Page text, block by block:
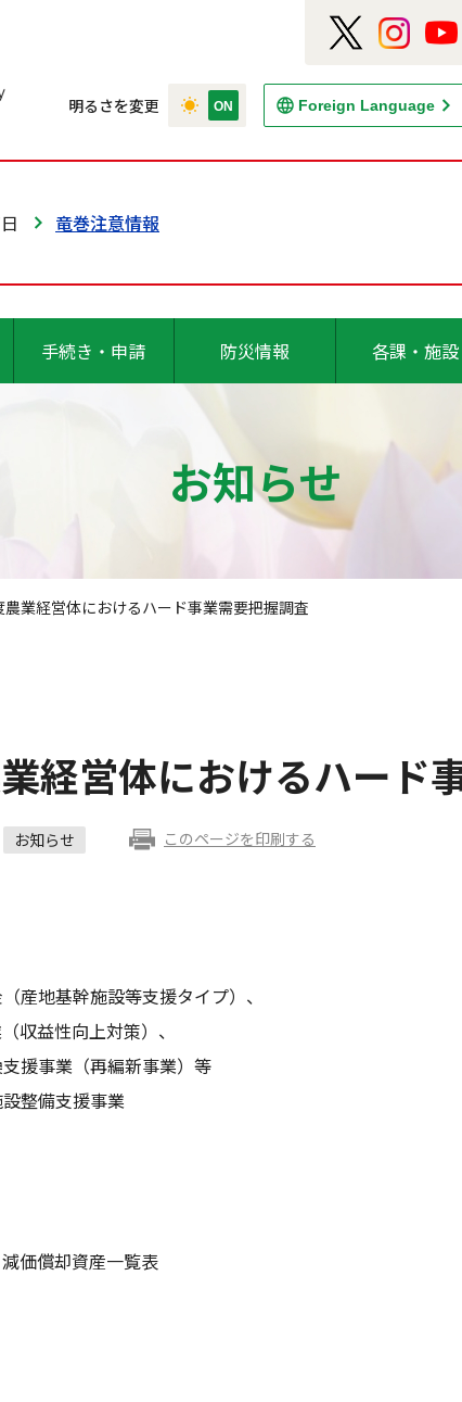
明るさを変更 Foreign Language
竜巻注意情報
手続き・申請 防災情報 各課・施設
お知らせ
業経営体におけるハード事業需要把握調査
経営体におけるハード
お知らせ このページを印刷する
産地基幹施設等支援タイプ）、
益性向上対策）、
事業（再編新事業）等
整備支援事業
価償却資産一覧表